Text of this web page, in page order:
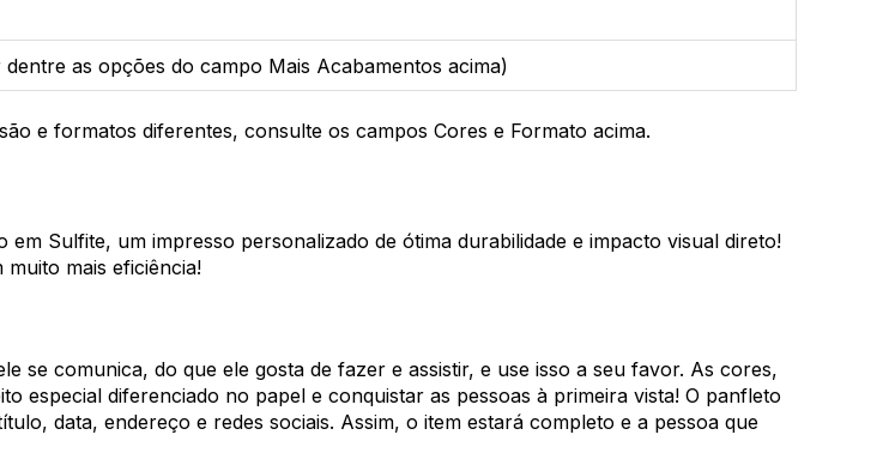
as opções do campo Mais Acabamentos acima)
e formatos diferentes, consulte os campos Cores e Formato acima.
Sulfite, um impresso personalizado de ótima durabilidade e impacto visual direto!
mais eficiência!
se comunica, do que ele gosta de fazer e assistir, e use isso a seu favor. As cores,
especial diferenciado no papel e conquistar as pessoas à primeira vista! O panfleto
data, endereço e redes sociais. Assim, o item estará completo e a pessoa que